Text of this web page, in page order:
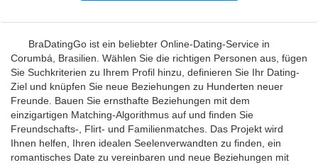
BraDatingGo ist ein beliebter Online-Dating-Service in
Corumbá, Brasilien. Wählen Sie die richtigen Personen aus, fügen
Sie Suchkriterien zu Ihrem Profil hinzu, definieren Sie Ihr Dating-
Ziel und knüpfen Sie neue Beziehungen zu Hunderten neuer
Freunde. Bauen Sie ernsthafte Beziehungen mit dem
einzigartigen Matching-Algorithmus auf und finden Sie
Freundschafts-, Flirt- und Familienmatches. Das Projekt wird
Ihnen helfen, Ihren idealen Seelenverwandten zu finden, ein
romantisches Date zu vereinbaren und neue Beziehungen mit